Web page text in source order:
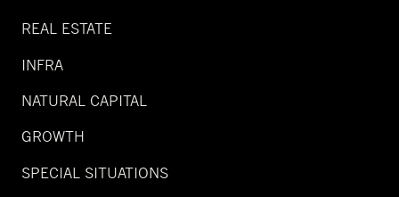
REAL ESTATE
INFRA
NATURAL CAPITAL
GROWTH
SPECIAL SITUATIONS